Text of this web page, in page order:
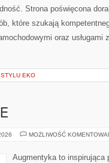
Strona poświęcona
które szukają
oraz usługami
EKO
MOŻLIWOŚĆ
Augmentyka to inspirująca